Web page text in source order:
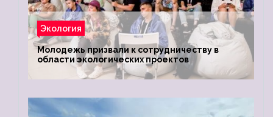
Экология
Молодежь призвали к сотрудничеству в
области экологических проектов